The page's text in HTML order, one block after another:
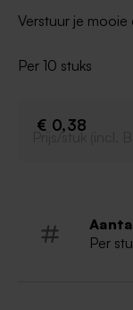
Verstuur je mooie
touch aan je
Per 10 stuks
€ 0,38
Prijs/stuk (incl.
Per